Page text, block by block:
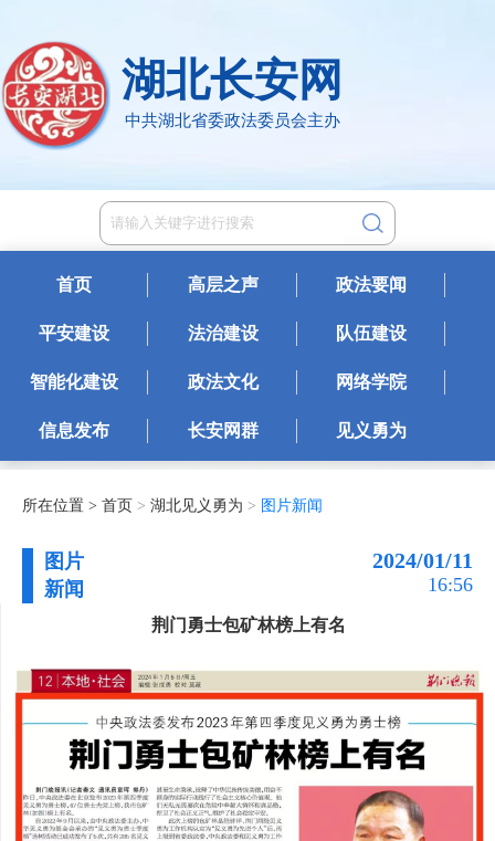
湖北长安网
中共湖北省委政法委员会主办
首页 高层之声 政法要闻
平安建设 法治建设 队伍建设
智能化建设 政法文化 网络学院
信息发布 长安网群 见义勇为
所在位置 > 首页 > 湖北见义勇为 > 图片新闻
图片
新闻
2024/01/11
16:56
荆门勇士包矿林榜上有名